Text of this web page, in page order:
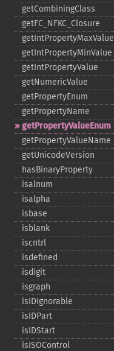
getCombiningClass
getFC_​NFKC_​Closure
getIntPropertyMaxValue
getIntPropertyMinValue
getIntPropertyValue
getNumericValue
getPropertyEnum
getPropertyName
getPropertyValueEnum
getPropertyValueName
getUnicodeVersion
hasBinaryProperty
isalnum
isalpha
isbase
isblank
iscntrl
isdefined
isdigit
isgraph
isIDIgnorable
isIDPart
isIDStart
isISOControl